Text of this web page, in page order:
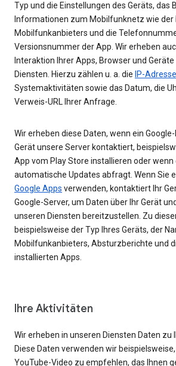
Typ und die Einstellungen des Geräts, das
Informationen zum Mobilfunknetz wie der
Mobilfunkanbieters und die
Versionsnummer der App. Wir erheben
Interaktion Ihrer Apps, Browser und
Diensten. Hierzu zählen u. a. die IP-Adresse
Systemaktivitäten sowie das Datum, die
Verweis-URL Ihrer Anfrage.
Wir erheben diese Daten, wenn ein
Gerät unsere Server kontaktiert,
App vom Play Store installieren oder wenn
automatische Updates abfragt. Wenn Sie
Google Apps verwenden, kontaktiert Ihr
Google-Server, um Daten über Ihr Gerät
unseren Diensten bereitzustellen. Zu
beispielsweise der Typ Ihres Geräts, der
Mobilfunkanbieters, Absturzberichte und
installierten Apps.
Ihre Aktivitäten
Wir erheben in unseren Diensten Daten zu
Diese Daten verwenden wir
YouTube-Video zu empfehlen, das Ihnen